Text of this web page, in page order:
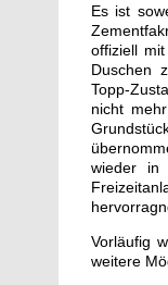
Es ist
offiziell
Duschen
Topp-
nicht
wieder in
Vorläufig
weitere